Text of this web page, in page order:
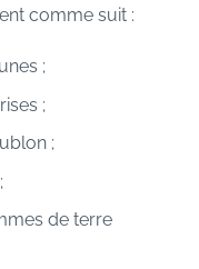
comme suit :
;
;
;
de terre